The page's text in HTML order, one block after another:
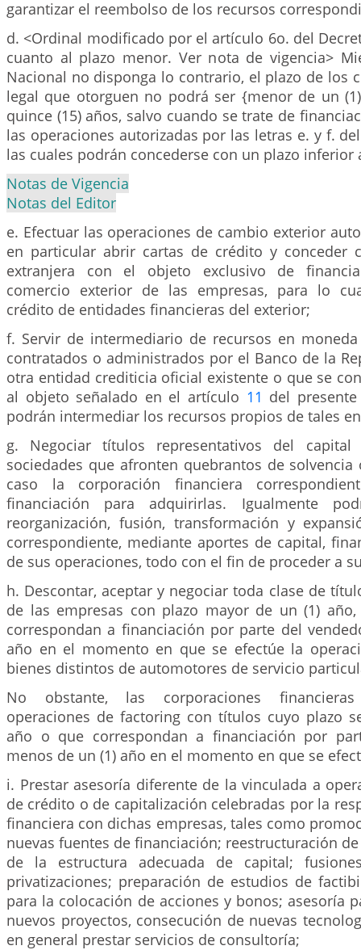
garantizar el reembolso de los recursos
d. <Ordinal modificado por el artículo 6o. del
cuanto al plazo menor. Ver nota de vigencia>
Nacional no disponga lo contrario, el plazo de los
legal que otorguen no podrá ser {menor de un
quince (15) años, salvo cuando se trate de
las operaciones autorizadas por las letras e. y f.
las cuales podrán concederse con un plazo inferior
Notas de Vigencia
Notas del Editor
e. Efectuar las operaciones de cambio exterior
en particular abrir cartas de crédito y conceder
extranjera con el objeto exclusivo de
comercio exterior de las empresas, para lo
crédito de entidades financieras del exterior;
f. Servir de intermediario de recursos en
contratados o administrados por el Banco de la
otra entidad crediticia oficial existente o que se
al objeto señalado en el artículo 11 del
podrán intermediar los recursos propios de tales
g. Negociar títulos representativos del
sociedades que afronten quebrantos de
caso la corporación financiera
financiación para adquirirlas. Igualmente
reorganización, fusión, transformación y
correspondiente, mediante aportes de capital,
de sus operaciones, todo con el fin de proceder a
h. Descontar, aceptar y negociar toda clase de
de las empresas con plazo mayor de un (1)
correspondan a financiación por parte del
año en el momento en que se efectúe la
bienes distintos de automotores de servicio
No obstante, las corporaciones
operaciones de factoring con títulos cuyo plazo
año o que correspondan a financiación por
menos de un (1) año en el momento en que se
i. Prestar asesoría diferente de la vinculada a
de crédito o de capitalización celebradas por la
financiera con dichas empresas, tales como
nuevas fuentes de financiación; reestructuración
de la estructura adecuada de capital;
privatizaciones; preparación de estudios de
para la colocación de acciones y bonos; asesoría
nuevos proyectos, consecución de nuevas
en general prestar servicios de consultoría;